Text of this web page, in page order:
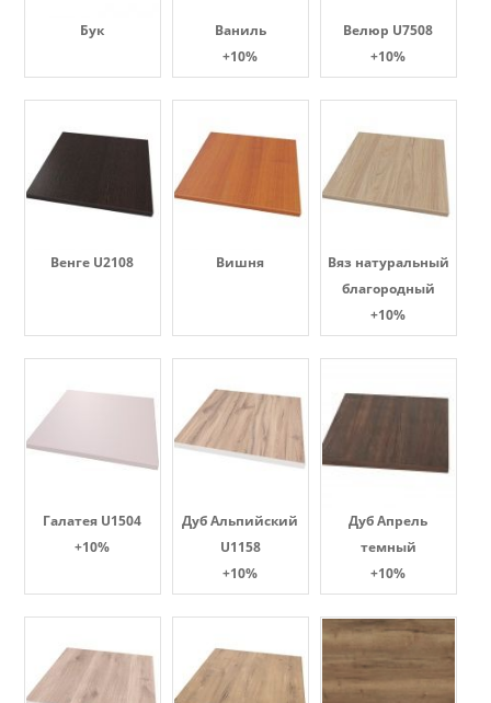
Бук
Ваниль
+10%
Велюр U7508
+10%
Венге U2108 Вишня
Вяз натуральный
благородный
+10%
Галатея U1504
+10%
Дуб Альпийский
U1158
+10%
Дуб Апрель
темный
+10%